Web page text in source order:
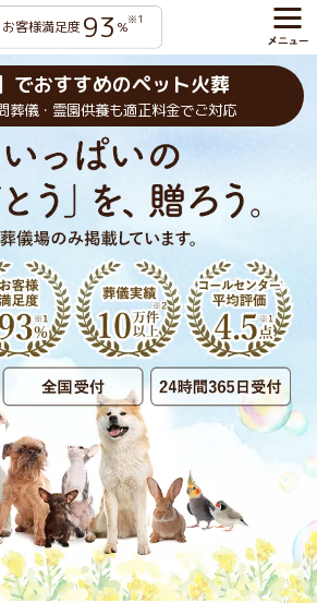
お客様満足度 93 %※1
でおすすめのペット火葬
葬儀・霊園供養も適正料金でご対応